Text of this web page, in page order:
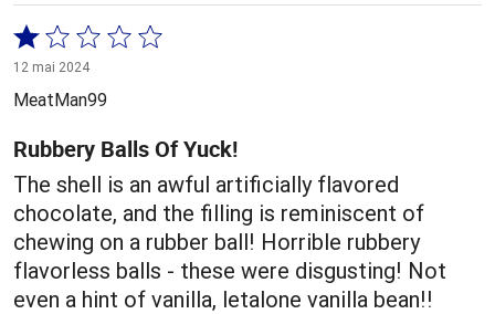
Coté
1 sur
5
12 mai 2024
MeatMan99
Rubbery Balls Of Yuck!
The shell is an awful artificially flavored
chocolate, and the filling is reminiscent of
chewing on a rubber ball! Horrible rubbery
flavorless balls - these were disgusting! Not
even a hint of vanilla, letalone vanilla bean!!